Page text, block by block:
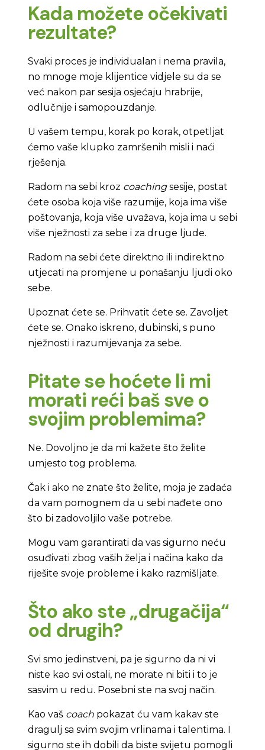
Kada možete očekivati
rezultate?
Svaki proces je individualan i nema pravila,
no mnoge moje klijentice vidjele su da se
već nakon par sesija osjećaju hrabrije,
odlučnije i samopouzdanje.
U vašem tempu, korak po korak, otpetljat
ćemo vaše klupko zamršenih misli i naći
rješenja.
Radom na sebi kroz coachingsesije, postat
ćete osoba koja više razumije, koja ima više
poštovanja, koja više uvažava, koja ima u sebi
više nježnosti za sebe i za druge ljude.
Radom na sebi ćete direktno ili indirektno
utjecati na promjene u ponašanju ljudi oko
sebe.
Upoznat ćete se. Prihvatit ćete se. Zavoljet
ćete se. Onako iskreno, dubinski, s puno
nježnosti i razumijevanja za sebe.
Pitate se hoćete li mi
morati reći baš sve o
svojim problemima?
Ne. Dovoljno je da mi kažete što želite
umjesto tog problema.
Čak i ako ne znate što želite, moja je zadaća
da vam pomognem da u sebi nađete ono
što bi zadovoljilo vaše potrebe.
Mogu vam garantirati da vas sigurno neću
osuđivati zbog vaših želja i načina kako da
riješite svoje probleme i kako razmišljate.
Što ako ste „drugačija“
od drugih?
Svi smo jedinstveni, pa je sigurno da ni vi
niste kao svi ostali, ne morate ni biti i to je
sasvim u redu. Posebni ste na svoj način.
Kao vaš coachpokazat ću vam kakav ste
dragulj sa svim svojim vrlinama i talentima. I
sigurno ste ih dobili da biste svijetu pomogli